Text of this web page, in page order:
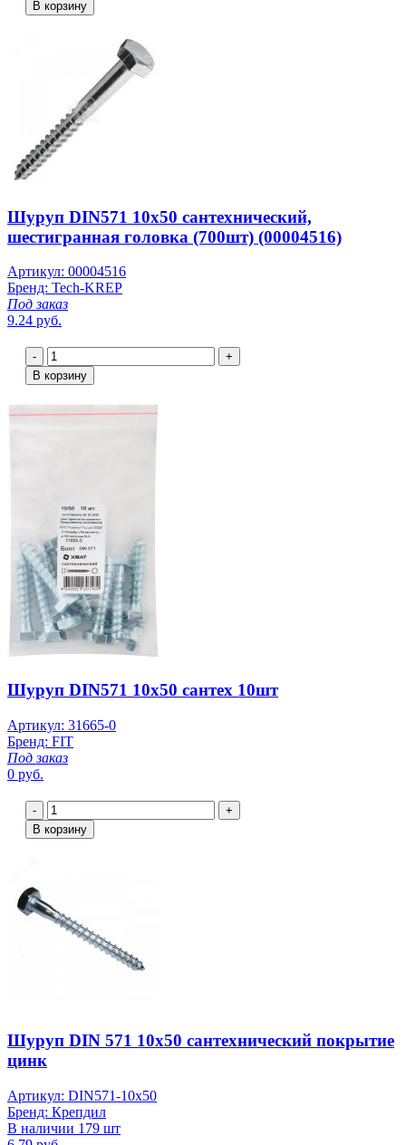
В корзину
Шуруп DIN571 10х50 сантехнический,
шестигранная головка (700шт) (00004516)
Артикул: 00004516
Бренд: Tech-KREP
Под заказ
9.24 руб.
-
+
В корзину
Шуруп DIN571 10х50 сантех 10шт
Артикул: 31665-0
Бренд: FIT
Под заказ
0 руб.
-
+
В корзину
Шуруп DIN 571 10х50 сантехнический покрытие
цинк
Артикул: DIN571-10х50
Бренд: Крепдил
В наличии 179 шт